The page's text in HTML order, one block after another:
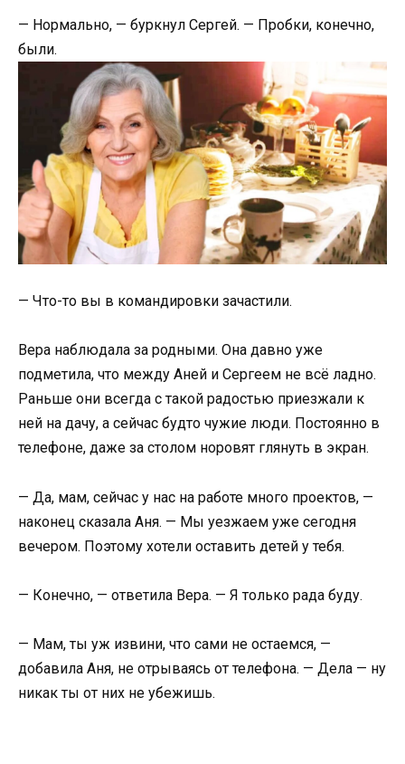
— Нормально, — буркнул Сергей. — Пробки, конечно,
были.
— Что-то вы в командировки зачастили.
Вера наблюдала за родными. Она давно уже
подметила, что между Аней и Сергеем не всё ладно.
Раньше они всегда с такой радостью приезжали к
ней на дачу, а сейчас будто чужие люди. Постоянно в
телефоне, даже за столом норовят глянуть в экран.
— Да, мам, сейчас у нас на работе много проектов, —
наконец сказала Аня. — Мы уезжаем уже сегодня
вечером. Поэтому хотели оставить детей у тебя.
— Конечно, — ответила Вера. — Я только рада буду.
— Мам, ты уж извини, что сами не остаемся, —
добавила Аня, не отрываясь от телефона. — Дела — ну
никак ты от них не убежишь.